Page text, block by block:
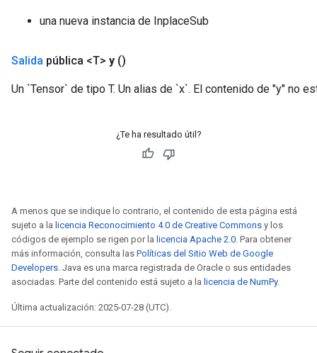
una nueva instancia de InplaceSub
Salida pública <T> y ()
Un `Tensor` de tipo T. Un alias de `x`. El contenido de "y" no
¿Te ha resultado útil?
A menos que se indique lo contrario, el contenido de esta página está
sujeto a la licencia Reconocimiento 4.0 de Creative Commons y los
códigos de ejemplo se rigen por la licencia Apache 2.0. Para obtener
más información, consulta las Políticas del Sitio Web de Google
Developers. Java es una marca registrada de Oracle o sus entidades
asociadas. Parte del contenido está sujeto a la licencia de NumPy.
Última actualización: 2025-07-28 (UTC).